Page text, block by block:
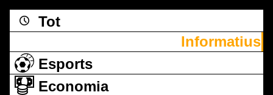
Tot
Informatius
Esports
Economia